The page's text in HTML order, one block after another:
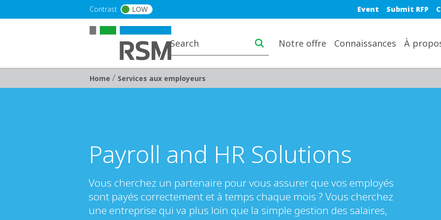
Contrast LOW Blue top nav
Event Submit RFP
Notre offre Connaissances À
Breadcrumb
Home / Services aux employeurs
Payroll and HR Solutions
Vous cherchez un partenaire pour vous assurer que vos employés
sont payés correctement et à temps chaque mois ? Vous cherchez
une entreprise qui va plus loin que la simple gestion des salaires,